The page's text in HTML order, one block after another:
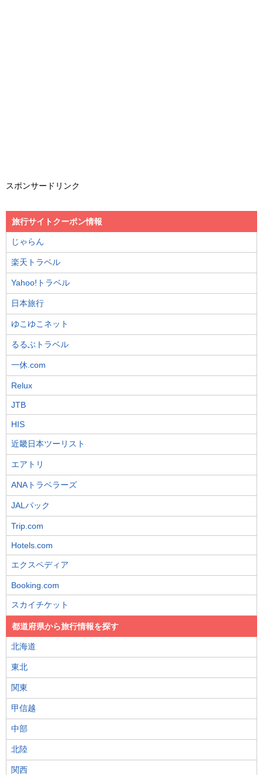
スポンサードリンク
旅行サイトクーポン情報
じゃらん
楽天トラベル
Yahoo!トラベル
日本旅行
ゆこゆこネット
るるぶトラベル
一休.com
Relux
JTB
HIS
近畿日本ツーリスト
エアトリ
ANAトラベラーズ
JALパック
Trip.com
Hotels.com
エクスペディア
Booking.com
スカイチケット
都道府県から旅行情報を探す
北海道
東北
関東
甲信越
中部
北陸
関西